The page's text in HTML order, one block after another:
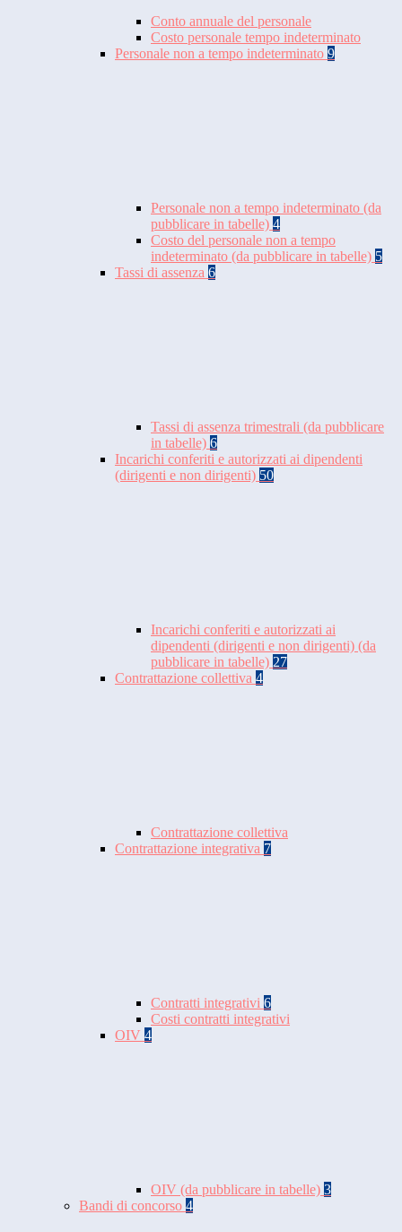
Conto annuale del personale
Costo personale tempo indeterminato
Personale non a tempo indeterminato 9
Personale non a tempo indeterminato (da
pubblicare in tabelle) 4
Costo del personale non a tempo
indeterminato (da pubblicare in tabelle) 5
Tassi di assenza 6
Tassi di assenza trimestrali (da pubblicare
in tabelle) 6
Incarichi conferiti e autorizzati ai dipendenti
(dirigenti e non dirigenti) 50
Incarichi conferiti e autorizzati ai
dipendenti (dirigenti e non dirigenti) (da
pubblicare in tabelle) 27
Contrattazione collettiva 4
Contrattazione collettiva
Contrattazione integrativa 7
Contratti integrativi 6
Costi contratti integrativi
OIV 4
OIV (da pubblicare in tabelle) 3
Bandi di concorso 4